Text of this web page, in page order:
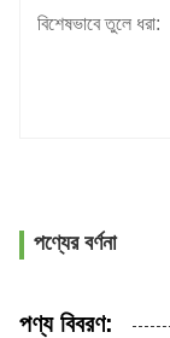
বিশেষভাবে তুলে ধরা:
পণ্যের বর্ণনা
পণ্য বিবরণ: